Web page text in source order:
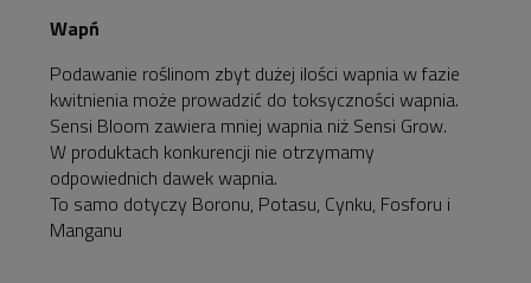
Wapń
Podawanie roślinom zbyt dużej ilości wapnia w fazie
kwitnienia może prowadzić do toksyczności wapnia.
Sensi Bloom zawiera mniej wapnia niż Sensi Grow.
W produktach konkurencji nie otrzymamy
odpowiednich dawek wapnia.
To samo dotyczy Boronu, Potasu, Cynku, Fosforu i
Manganu